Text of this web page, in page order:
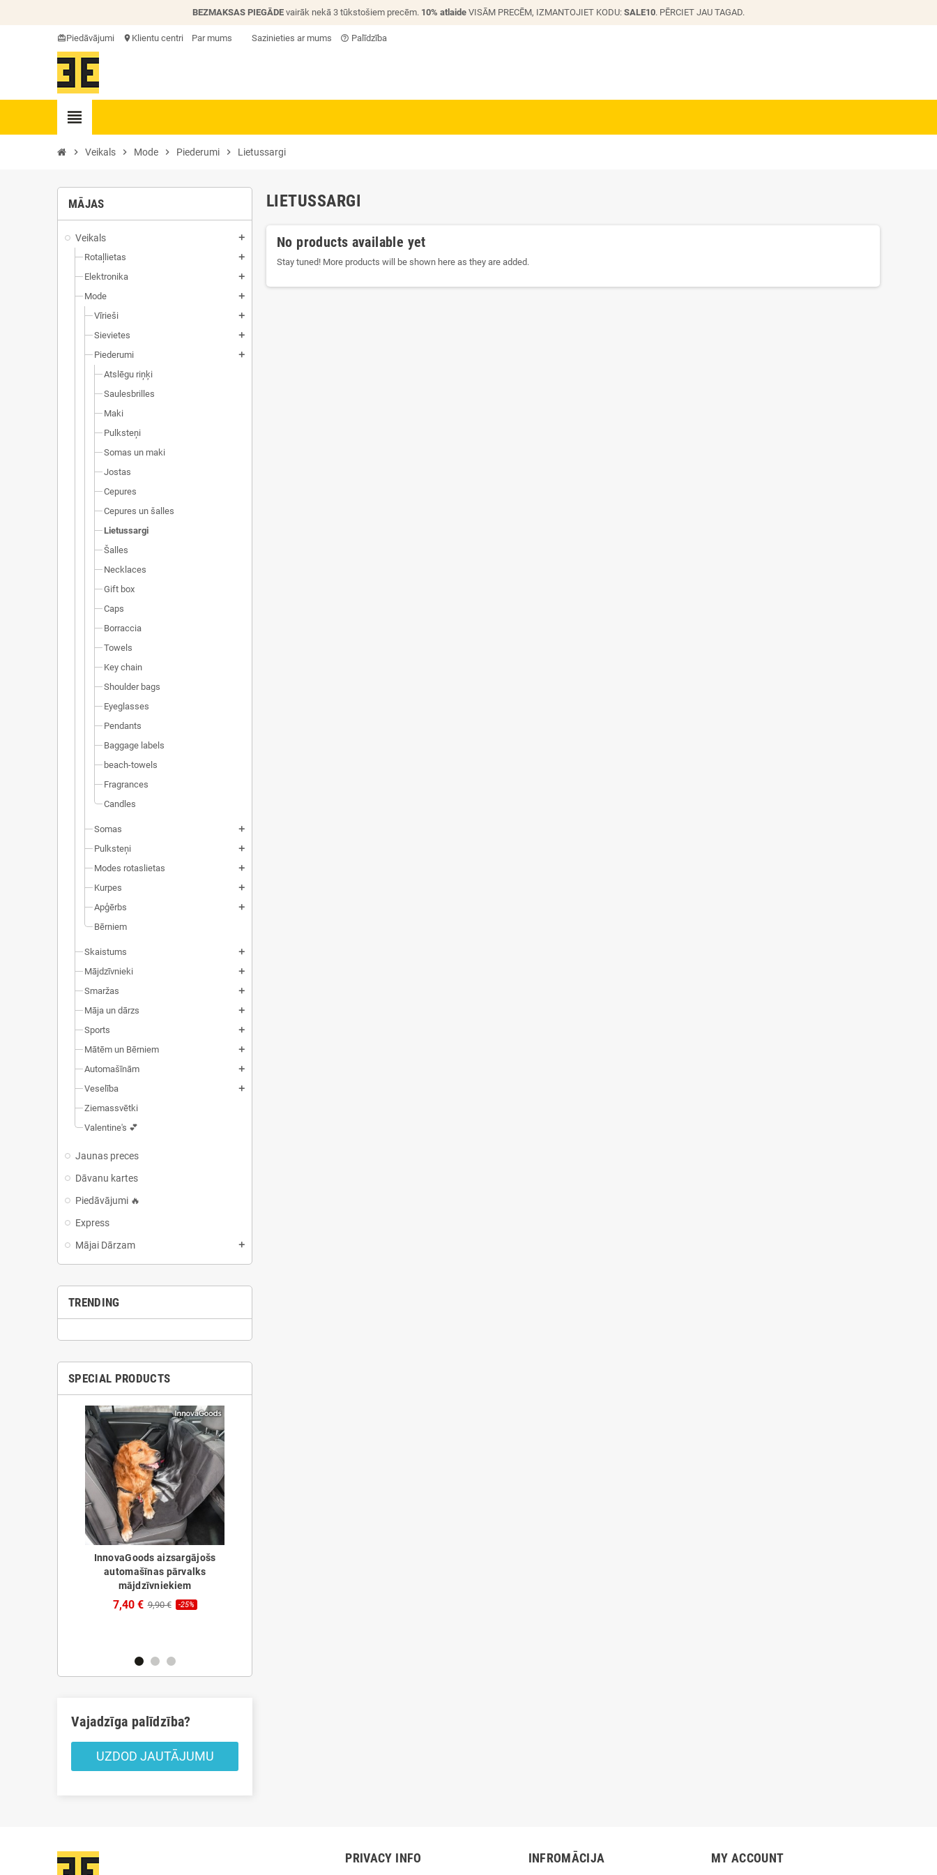
BEZMAKSAS PIEGĀDE vairāk nekā 3 tūkstošiem precēm. 10% atlaide VISĀM PRECĒM, IZMANTOJIET KODU: SALE10. PĒRCIET JAU TAGAD.
card_giftcardPiedāvājumi location_onKlientu centri Par mums Sazinieties ar mums help_outline Palīdzība
view_headline
chevron_right Veikals chevron_right Mode chevron_right Piederumi chevron_right Lietussargi
MĀJAS
Veikals add
Rotaļlietas add
Elektronika add
Mode add
Vīrieši add
Sievietes add
Piederumi add
Atslēgu riņķi
Saulesbrilles
Maki
Pulksteņi
Somas un maki
Jostas
Cepures
Cepures un šalles
Lietussargi
Šalles
Necklaces
Gift box
Caps
Borraccia
Towels
Key chain
Shoulder bags
Eyeglasses
Pendants
Baggage labels
beach-towels
Fragrances
Candles
Somas add
Pulksteņi add
Modes rotaslietas add
Kurpes add
Apģērbs add
Bērniem
Skaistums add
Mājdzīvnieki add
Smaržas add
Māja un dārzs add
Sports add
Mātēm un Bērniem add
Automašīnām add
Veselība add
Ziemassvētki
Valentine's 💕
Jaunas preces
Dāvanu kartes
Piedāvājumi 🔥
Express
Mājai Dārzam
add
TRENDING
SPECIAL PRODUCTS
InnovaGoods aizsargājošs
automašīnas pārvalks
mājdzīvniekiem
7,40 € 9,90 € -25%
Vajadzīga palīdzība?
UZDOD JAUTĀJUMU
LIETUSSARGI
No products available yet
Stay tuned! More products will be shown here as they are added.
PRIVACY INFO INFROMĀCIJA MY ACCOUNT